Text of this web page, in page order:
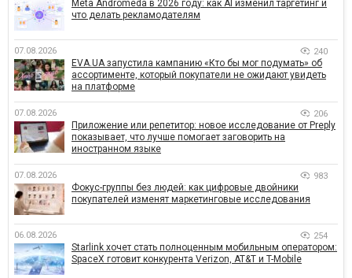
Meta Andromeda в 2026 году: как AI изменил таргетинг и
что делать рекламодателям
07.08.2026 240
EVA.UA запустила кампанию «Кто бы мог подумать» об
ассортименте, который покупатели не ожидают увидеть
на платформе
07.08.2026 206
Приложение или репетитор: новое исследование от Preply
показывает, что лучше помогает заговорить на
иностранном языке
07.08.2026 983
Фокус-группы без людей: как цифровые двойники
покупателей изменят маркетинговые исследования
06.08.2026 254
Starlink хочет стать полноценным мобильным оператором:
SpaceX готовит конкурента Verizon, AT&T и T-Mobile